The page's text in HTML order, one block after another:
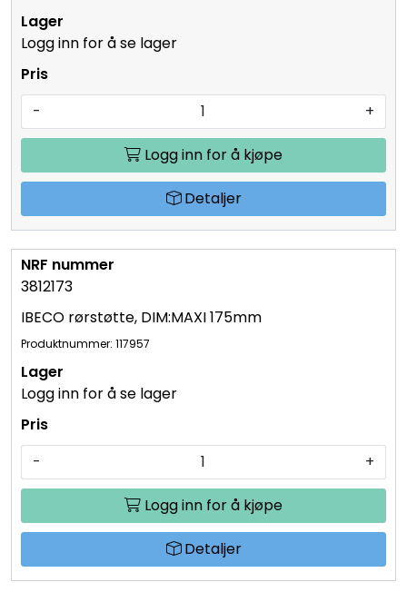
Produktnummer: 117956
Logg inn for å se lager
- +
Logg inn for å kjøpe
Detaljer
3812173
IBECO rørstøtte, DIM:MAXI 175mm
Produktnummer: 117957
Logg inn for å se lager
- +
Logg inn for å kjøpe
Detaljer